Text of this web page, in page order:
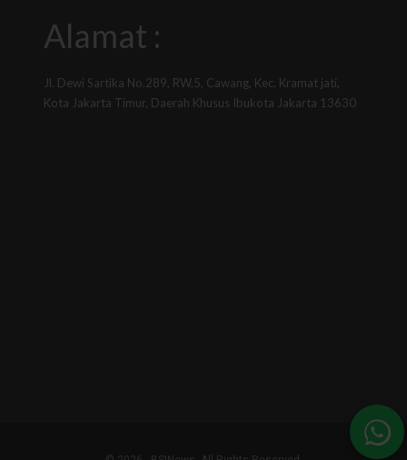
Alamat :
Jl. Dewi Sartika No.289, RW.5, Cawang, Kec. Kramat jati,
Kota Jakarta Timur, Daerah Khusus Ibukota Jakarta 13630